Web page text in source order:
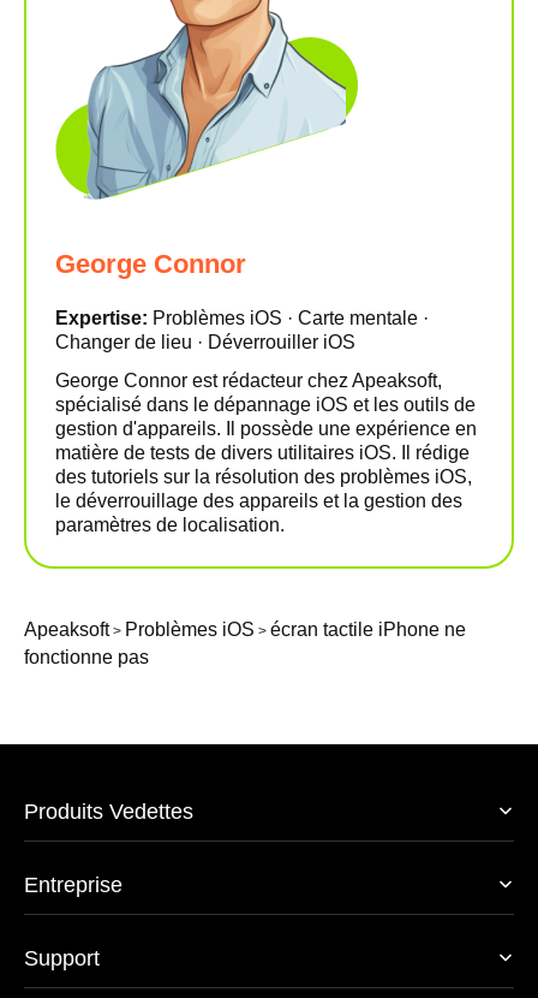
George Connor
Expertise: Problèmes iOS · Carte mentale ·
Changer de lieu · Déverrouiller iOS
George Connor est rédacteur chez Apeaksoft,
spécialisé dans le dépannage iOS et les outils de
gestion d'appareils. Il possède une expérience en
matière de tests de divers utilitaires iOS. Il rédige
des tutoriels sur la résolution des problèmes iOS,
le déverrouillage des appareils et la gestion des
paramètres de localisation.
Apeaksoft> Problèmes iOS > écran tactile iPhone ne
fonctionne pas
Produits Vedettes
Entreprise
Support